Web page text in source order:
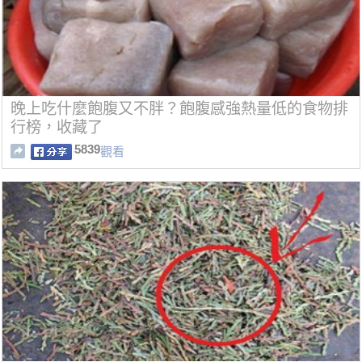
晚上吃什麼飽腹又不胖？飽腹感強熱量低的食物排
行榜，收藏了
5839觀看